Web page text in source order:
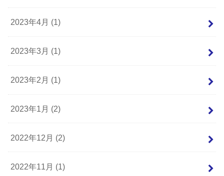
2023年4月 (1)
2023年3月 (1)
2023年2月 (1)
2023年1月 (2)
2022年12月 (2)
2022年11月 (1)